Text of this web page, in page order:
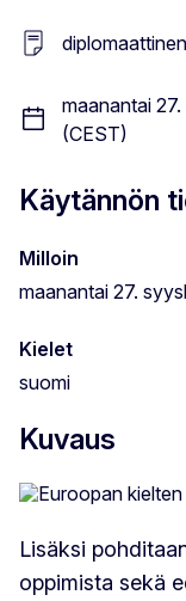
maanantai
(CEST)
Käytännön
Milloin
maanantai 27.
Kielet
suomi
Kuvaus
Lisäksi
oppimista sekä